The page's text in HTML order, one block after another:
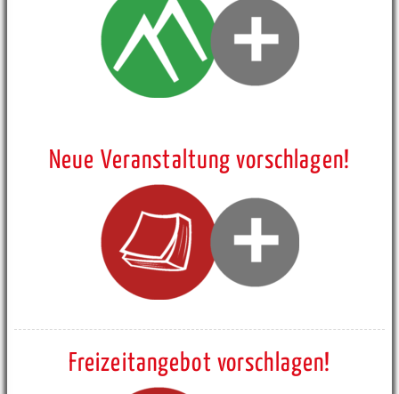
Neue Veranstaltung vorschlagen!
Freizeitangebot vorschlagen!